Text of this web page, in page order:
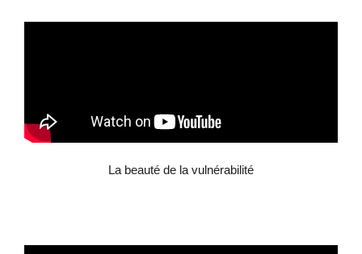
La beauté de la vulnérabilité